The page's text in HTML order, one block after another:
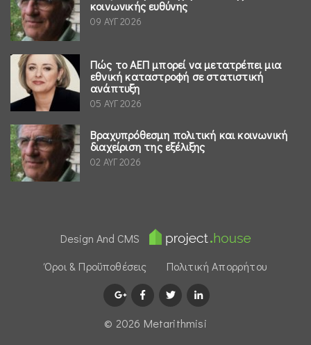
κοινωνικής ευθύνης
09 ΑΥΓ 2026
Πώς το ΑΕΠ μπορεί να μετατρέπει μια
εθνική καταστροφή σε στατιστική
ανάπτυξη
05 ΑΥΓ 2026
Βραχυπρόθεσμη πολιτική και κοινωνική
διαχείριση της εξέλιξης
02 ΑΥΓ 2026
Design And CMS
Όροι & Προϋποθέσεις
Πολιτική Απορρήτου
© 2026 Μetarithmisi